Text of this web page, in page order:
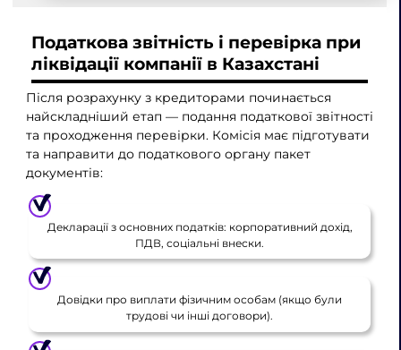
Податкова звітність і перевірка при
ліквідації компанії в Казахстані
Після розрахунку з кредиторами починається
найскладніший етап — подання податкової звітності
та проходження перевірки. Комісія має підготувати
та направити до податкового органу пакет
документів:
Декларації з основних податків: корпоративний дохід,
ПДВ, соціальні внески.
Довідки про виплати фізичним особам (якщо були
трудові чи інші договори).